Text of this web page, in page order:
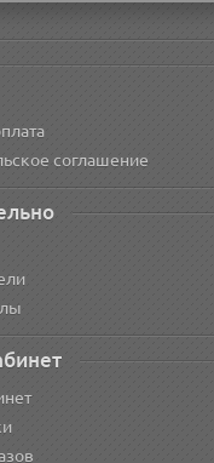
соглашение